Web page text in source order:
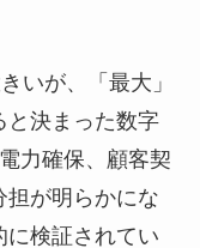
いが、「最大」
と決まった数字
力確保、顧客契
担が明らかにな
に検証されてい